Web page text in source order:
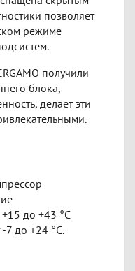
позволяет
режиме
получили
блока,
делает эти
до +43 °C
7 до +24 °C.